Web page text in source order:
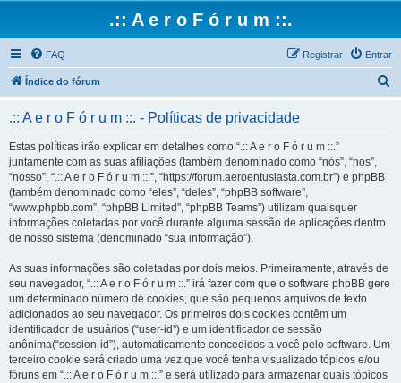
.:: A e r o F ó r u m ::.
FAQ Entrar
Registrar
Índice do fórum
.:: A e r o F ó r u m ::. - Políticas de privacidade
Estas políticas irão explicar em detalhes como “.:: A e r o F ó r u m ::.”
juntamente com as suas afiliações (também denominado como “nós”, “nos”,
“nosso”, “.:: A e r o F ó r u m ::.”, “https://forum.aeroentusiasta.com.br”) e phpBB
(também denominado como “eles”, “deles”, “phpBB software”,
“www.phpbb.com”, “phpBB Limited”, “phpBB Teams”) utilizam quaisquer
informações coletadas por você durante alguma sessão de aplicações dentro
de nosso sistema (denominado “sua informação”).
As suas informações são coletadas por dois meios. Primeiramente, através de
seu navegador, “.:: A e r o F ó r u m ::.” irá fazer com que o software phpBB gere
um determinado número de cookies, que são pequenos arquivos de texto
adicionados ao seu navegador. Os primeiros dois cookies contêm um
identificador de usuários (“user-id”) e um identificador de sessão
anônima(“session-id”), automaticamente concedidos a você pelo software. Um
terceiro cookie será criado uma vez que você tenha visualizado tópicos e/ou
fóruns em “.:: A e r o F ó r u m ::.” e será utilizado para armazenar quais tópicos